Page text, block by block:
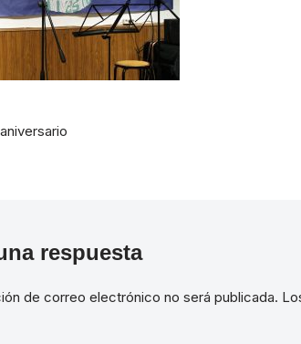
respuesta
de correo electrónico no será publicada.